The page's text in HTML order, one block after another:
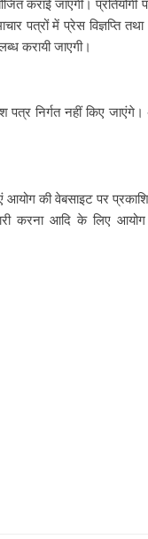
कराई जाएगी। प्रतियोगी
पत्रों में प्रेस विज्ञप्ति तथा
करायी जाएगी।
निर्गत नहीं किए जाएंगे।
की वेबसाइट पर
करना आदि के लिए आयोग